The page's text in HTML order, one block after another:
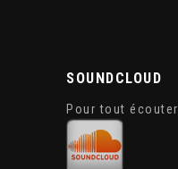
SOUNDCLOUD
Pour tout écouter